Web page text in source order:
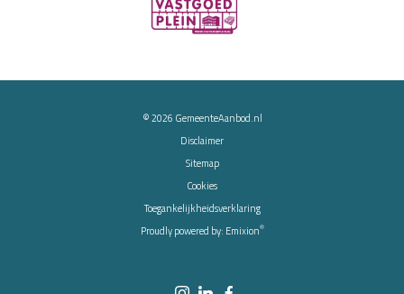
© 2026 GemeenteAanbod.nl
Disclaimer
Sitemap
Cookies
Toegankelijkheidsverklaring
Proudly powered by: Emixion®